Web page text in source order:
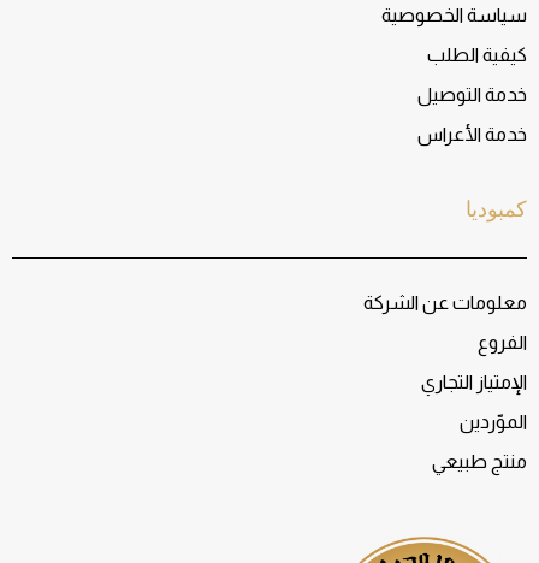
كمبوديا
معلومات عن الشركة
الفروع
الإمتياز التجاري
الموّردين
منتج طبيعي
سياسة الخصوصية
كيفية الطلب
خدمة التوصيل
خدمة الأعراس